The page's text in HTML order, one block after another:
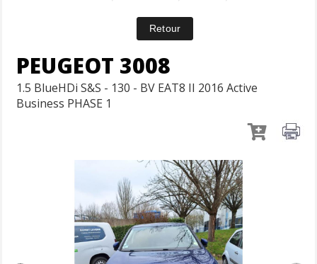
PEUGEOT 3008
1.5 BlueHDi S&S - 130 - BV EAT8 II 2016 Active
Business PHASE 1